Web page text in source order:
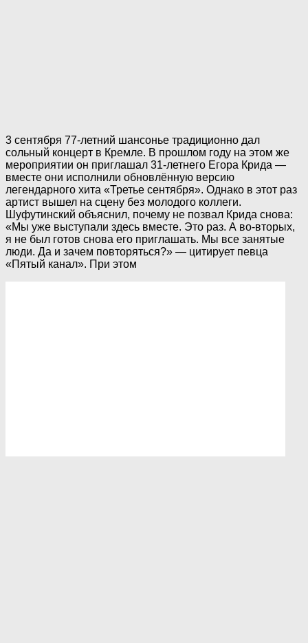
3 сентября 77-летний шансонье традиционно дал
сольный концерт в Кремле. В прошлом году на этом же
мероприятии он приглашал 31-летнего Егора Крида —
вместе они исполнили обновлённую версию
легендарного хита «Третье сентября». Однако в этот раз
артист вышел на сцену без молодого коллеги.
Шуфутинский объяснил, почему не позвал Крида снова:
«Мы уже выступали здесь вместе. Это раз. А во-вторых,
я не был готов снова его приглашать. Мы все занятые
люди. Да и зачем повторяться?» — цитирует певца
«Пятый канал». При этом